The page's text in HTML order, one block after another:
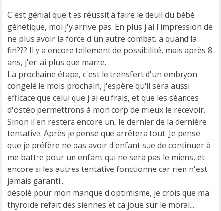
s
a
g
e
n
o
n
l
u
C'est génial que t'es réussit à faire le deuil du bébé
génétique, moi j'y arrive pas. En plus j'ai l'impression de
ne plus avoir la force d'un autre combat, a quand la
fin??? Il y a encore tellement de possibilité, mais après 8
ans, j'en ai plus que marre.
La prochaine étape, c'est le trensfert d'un embryon
congelé le mois prochain, j'espère qu'il sera aussi
efficace que celui que j'ai eu frais, et que les séances
d'ostéo permettrons à mon corp de mieux le recevoir.
Sinon il en restera encore un, le dernier de la dernière
tentative. Après je pense que arrêtera tout. Je pense
que je préfère ne pas avoir d'enfant sue de continuer à
me battre pour un enfant qui ne sera pas le miens, et
encore si les autres tentative fonctionne car rien n'est
jamais garanti...
désolé pour mon manque d'optimisme, je crois que ma
thyroïde refait des siennes et ca joue sur le moral...